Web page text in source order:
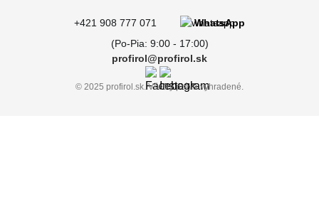
© 2025 profirol.sk. Všetky práva vyhradené.
+421 908 777 071
(Po-Pia: 9:00 - 17:00)
WhatsApp
profirol@profirol.sk